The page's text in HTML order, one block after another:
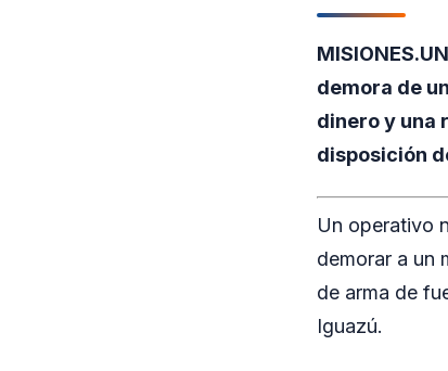
demora de
dinero y una
disposición
Un operativo
demorar a un
de arma de
Iguazú.